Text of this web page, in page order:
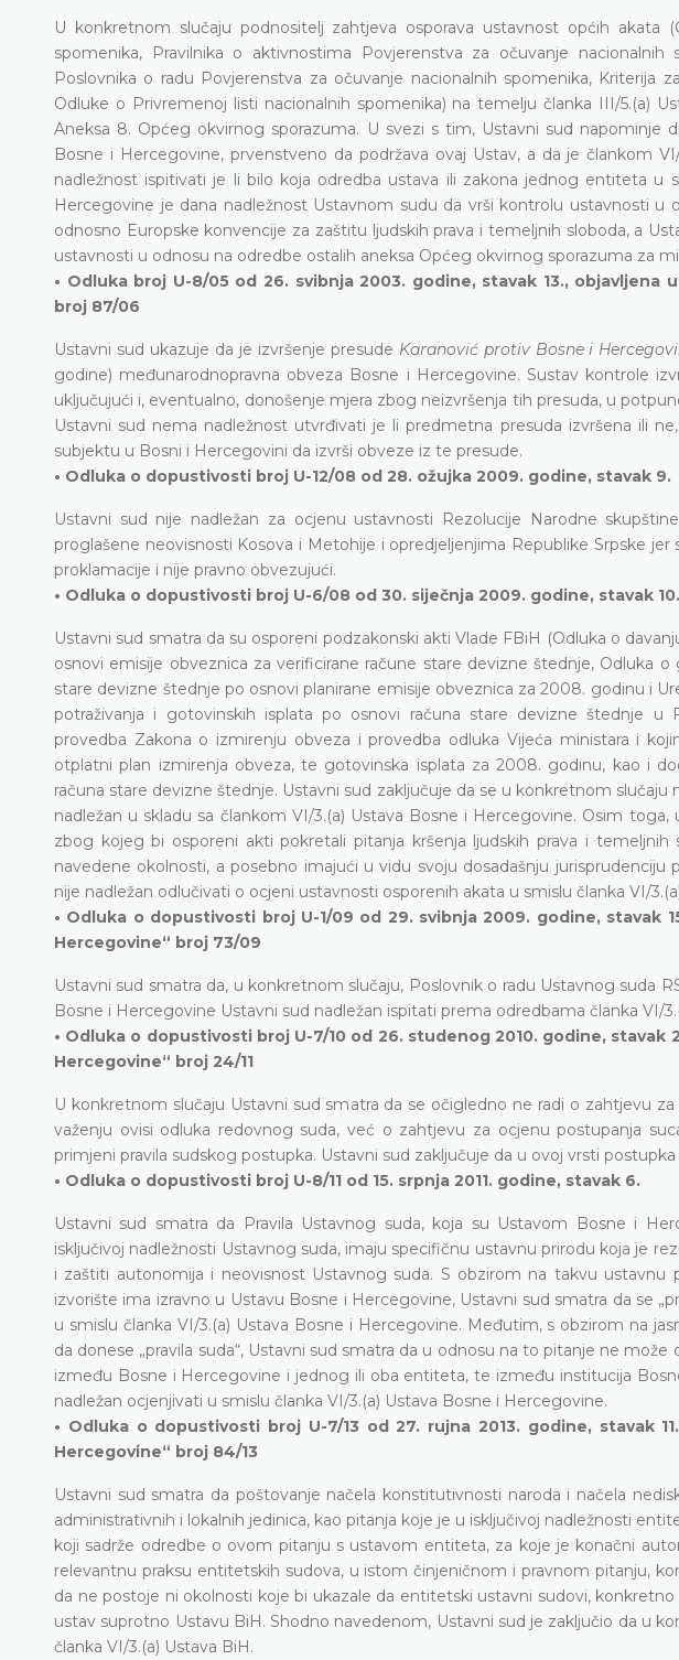
U konkretnom slučaju podnositelj zahtjeva osporava ustavnost općih akata
spomenika, Pravilnika o aktivnostima Povjerenstva za očuvanje
Poslovnika o radu Povjerenstva za očuvanje nacionalnih spomenika, Kriterija
Odluke o Privremenoj listi nacionalnih spomenika) na temelju članka III/5.(a)
Aneksa 8. Općeg okvirnog sporazuma. U svezi s tim, Ustavni sud napominje
Bosne i Hercegovine, prvenstveno da podržava ovaj Ustav, a da je člankom
nadležnost ispitivati je li bilo koja odredba ustava ili zakona jednog entiteta u
Hercegovine je dana nadležnost Ustavnom sudu da vrši kontrolu ustavnosti u
odnosno Europske konvencije za zaštitu ljudskih prava i temeljnih sloboda, a
ustavnosti u odnosu na odredbe ostalih aneksa Općeg okvirnog sporazuma za
• Odluka broj U-8/05 od 26. svibnja 2003. godine, stavak 13., objavljena
broj 87/06
Ustavni sud ukazuje da je izvršenje presude Karanović protiv Bosne i
godine) međunarodnopravna obveza Bosne i Hercegovine. Sustav kontrole
uključujući i, eventualno, donošenje mjera zbog neizvršenja tih presuda, u
Ustavni sud nema nadležnost utvrđivati je li predmetna presuda izvršena ili
subjektu u Bosni i Hercegovini da izvrši obveze iz te presude.
• Odluka o dopustivosti broj U-12/08 od 28. ožujka 2009. godine, stavak 9.
Ustavni sud nije nadležan za ocjenu ustavnosti Rezolucije Narodne
proglašene neovisnosti Kosova i Metohije i opredjeljenjima Republike Srpske
proklamacije i nije pravno obvezujući.
• Odluka o dopustivosti broj U-6/08 od 30. siječnja 2009. godine, stavak 10.
Ustavni sud smatra da su osporeni podzakonski akti Vlade FBiH (Odluka o
osnovi emisije obveznica za verificirane račune stare devizne štednje, Odluka o
stare devizne štednje po osnovi planirane emisije obveznica za 2008. godinu i
potraživanja i gotovinskih isplata po osnovi računa stare devizne štednje u
provedba Zakona o izmirenju obveza i provedba odluka Vijeća ministara i
otplatni plan izmirenja obveza, te gotovinska isplata za 2008. godinu, kao i
računa stare devizne štednje. Ustavni sud zaključuje da se u konkretnom
nadležan u skladu sa člankom VI/3.(a) Ustava Bosne i Hercegovine. Osim
zbog kojeg bi osporeni akti pokretali pitanja kršenja ljudskih prava i
navedene okolnosti, a posebno imajući u vidu svoju dosadašnju jurisprudenciju
nije nadležan odlučivati o ocjeni ustavnosti osporenih akata u smislu članka VI/
• Odluka o dopustivosti broj U-1/09 od 29. svibnja 2009. godine, stavak
Hercegovine“ broj 73/09
Ustavni sud smatra da, u konkretnom slučaju, Poslovnik o radu Ustavnog suda
Bosne i Hercegovine Ustavni sud nadležan ispitati prema odredbama članka VI/
• Odluka o dopustivosti broj U-7/10 od 26. studenog 2010. godine, stavak
Hercegovine“ broj 24/11
U konkretnom slučaju Ustavni sud smatra da se očigledno ne radi o zahtjevu
važenju ovisi odluka redovnog suda, već o zahtjevu za ocjenu postupanja
primjeni pravila sudskog postupka. Ustavni sud zaključuje da u ovoj vrsti
• Odluka o dopustivosti broj U-8/11 od 15. srpnja 2011. godine, stavak 6.
Ustavni sud smatra da Pravila Ustavnog suda, koja su Ustavom Bosne i
isključivoj nadležnosti Ustavnog suda, imaju specifičnu ustavnu prirodu koja je
i zaštiti autonomija i neovisnost Ustavnog suda. S obzirom na takvu
izvorište ima izravno u Ustavu Bosne i Hercegovine, Ustavni sud smatra da se
u smislu članka VI/3.(a) Ustava Bosne i Hercegovine. Međutim, s obzirom na
da donese „pravila suda“, Ustavni sud smatra da u odnosu na to pitanje ne
između Bosne i Hercegovine i jednog ili oba entiteta, te između institucija
nadležan ocjenjivati u smislu članka VI/3.(a) Ustava Bosne i Hercegovine.
• Odluka o dopustivosti broj U-7/13 od 27. rujna 2013. godine, stavak
Hercegovine“ broj 84/13
Ustavni sud smatra da poštovanje načela konstitutivnosti naroda i načela
administrativnih i lokalnih jedinica, kao pitanja koje je u isključivoj nadležnosti
koji sadrže odredbe o ovom pitanju s ustavom entiteta, za koje je konačni
relevantnu praksu entitetskih sudova, u istom činjeničnom i pravnom pitanju,
da ne postoje ni okolnosti koje bi ukazale da entitetski ustavni sudovi,
ustav suprotno Ustavu BiH. Shodno navedenom, Ustavni sud je zaključio da u
članka VI/3.(a) Ustava BiH.